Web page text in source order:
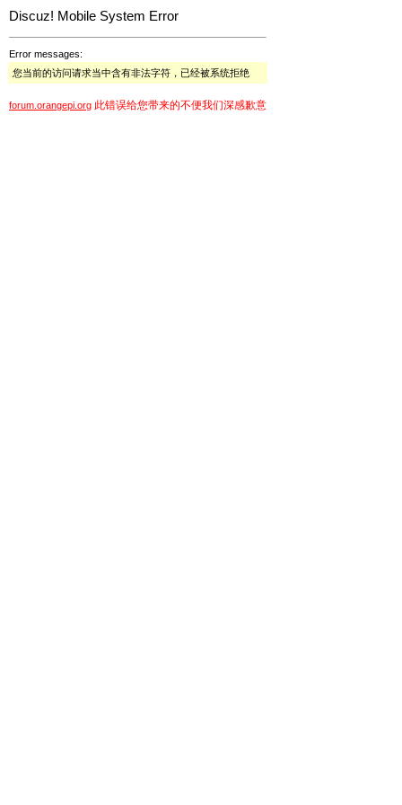
Discuz! Mobile System Error
Error messages:
您当前的访问请求当中含有非法字符，已经被系统拒绝
forum.orangepi.org 此错误给您带来的不便我们深感歉意